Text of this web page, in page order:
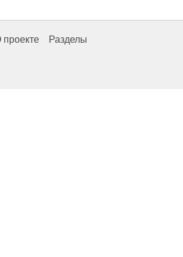
проекте Разделы